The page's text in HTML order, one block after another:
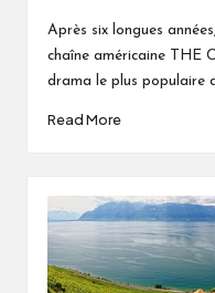
by
Après six longues
chaîne américaine THE
drama le plus populaire
Read More